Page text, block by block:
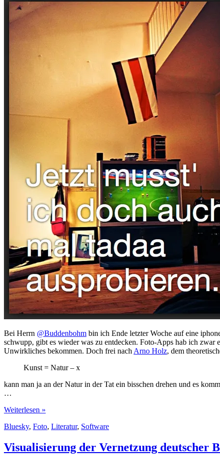
Bei Herrn @Buddenbohm bin ich Ende letzter Woche auf eine
schwupp, gibt es wieder was zu entdecken. Foto-Apps hab ich
Unwirkliches bekommen. Doch frei nach Arno Holz, dem
Kunst = Natur – x
kann man ja an der Natur in der Tat ein bisschen drehen und es
…
tadaa:
=
–
x‘
Weiterlesen »
Bluesky, Foto, Literatur, Software
Visualisierung der Vernetzung deutscher